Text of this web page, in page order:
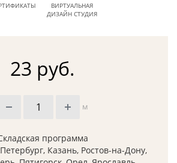
ВИРТУАЛЬНАЯ
ДИЗАЙН СТУДИЯ
23 руб.
м
программа
Казань, Ростов-на-Дону,